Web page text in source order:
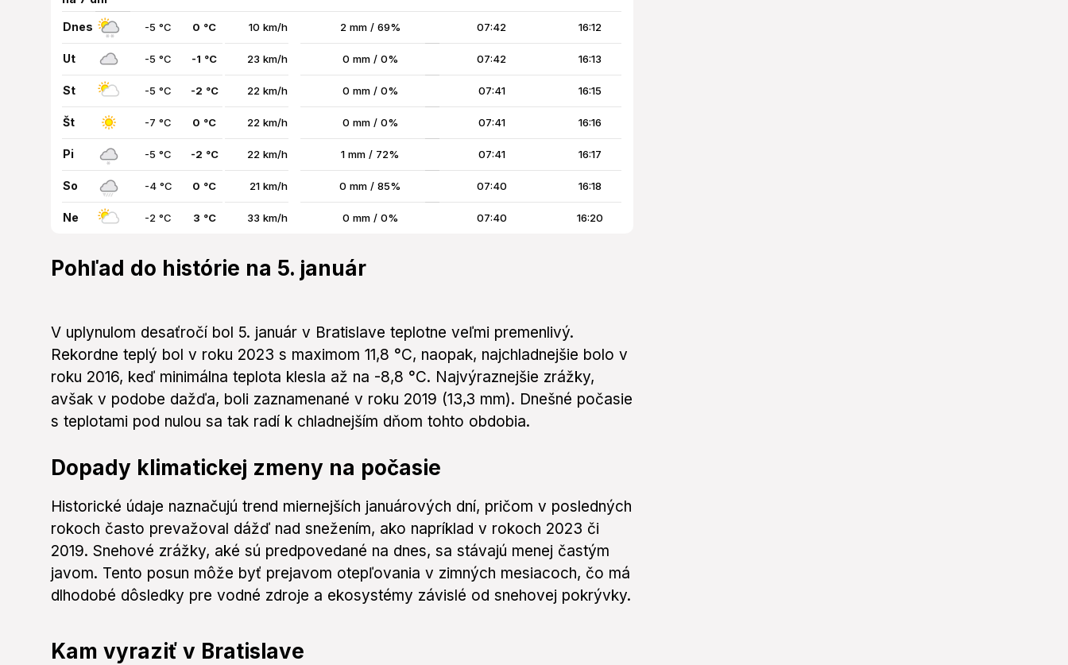
Dnes -5 °C 0 °C 10 km/h 2 mm / 69% 07:42 16:12
Ut -5 °C -1 °C 23 km/h 0 mm / 0% 07:42 16:13
St -5 °C -2 °C 22 km/h 0 mm / 0% 07:41 16:15
Št -7 °C 0 °C 22 km/h 0 mm / 0% 07:41 16:16
Pi -5 °C -2 °C 22 km/h 1 mm / 72% 07:41 16:17
So -4 °C 0 °C 21 km/h 0 mm / 85% 07:40 16:18
Ne -2 °C 3 °C 33 km/h 0 mm / 0% 07:40 16:20
Pohľad do histórie na 5. január
V uplynulom desaťročí bol 5. január v Bratislave teplotne veľmi premenlivý.
Rekordne teplý bol v roku 2023 s maximom 11,8 °C, naopak, najchladnejšie bolo v
roku 2016, keď minimálna teplota klesla až na -8,8 °C. Najvýraznejšie zrážky,
avšak v podobe dažďa, boli zaznamenané v roku 2019 (13,3 mm). Dnešné počasie
s teplotami pod nulou sa tak radí k chladnejším dňom tohto obdobia.
Dopady klimatickej zmeny na počasie
Historické údaje naznačujú trend miernejších januárových dní, pričom v posledných
rokoch často prevažoval dážď nad snežením, ako napríklad v rokoch 2023 či
2019. Snehové zrážky, aké sú predpovedané na dnes, sa stávajú menej častým
javom. Tento posun môže byť prejavom otepľovania v zimných mesiacoch, čo má
dlhodobé dôsledky pre vodné zdroje a ekosystémy závislé od snehovej pokrývky.
Kam vyraziť v Bratislave